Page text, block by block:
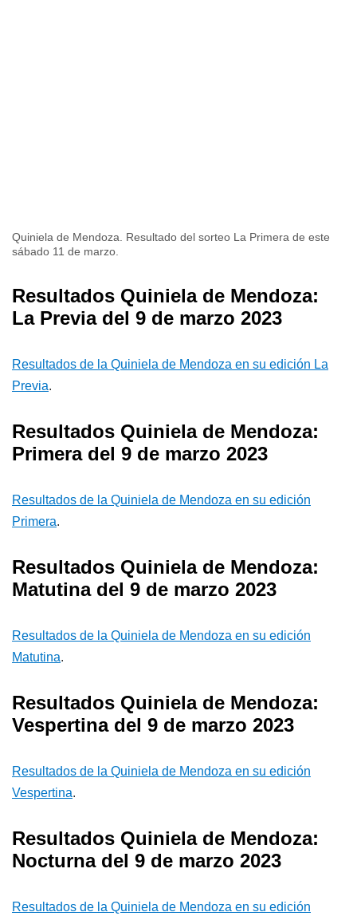
Quiniela de Mendoza. Resultado del sorteo La Primera de este
sábado 11 de marzo.
Resultados Quiniela de Mendoza:
La Previa del 9 de marzo 2023
Resultados de la Quiniela de Mendoza en su edición La
Previa.
Resultados Quiniela de Mendoza:
Primera del 9 de marzo 2023
Resultados de la Quiniela de Mendoza en su edición
Primera.
Resultados Quiniela de Mendoza:
Matutina del 9 de marzo 2023
Resultados de la Quiniela de Mendoza en su edición
Matutina.
Resultados Quiniela de Mendoza:
Vespertina del 9 de marzo 2023
Resultados de la Quiniela de Mendoza en su edición
Vespertina.
Resultados Quiniela de Mendoza:
Nocturna del 9 de marzo 2023
Resultados de la Quiniela de Mendoza en su edición